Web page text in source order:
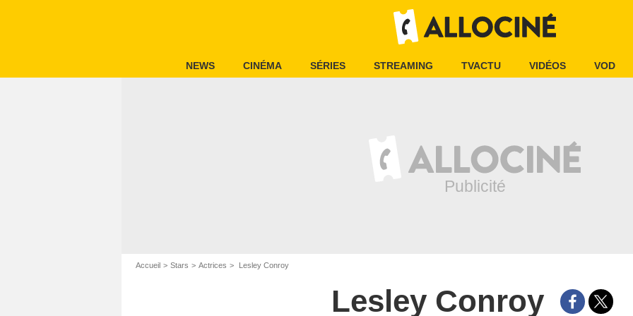
NEWS CINÉMA SÉRIES STREAMING TVACTU VIDÉOS VOD
Accueil Stars Actrices Lesley Conroy
Lesley Conroy